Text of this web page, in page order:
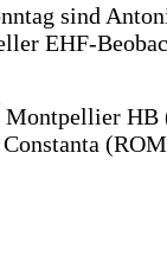
sind
EHF-
Montpellier HB